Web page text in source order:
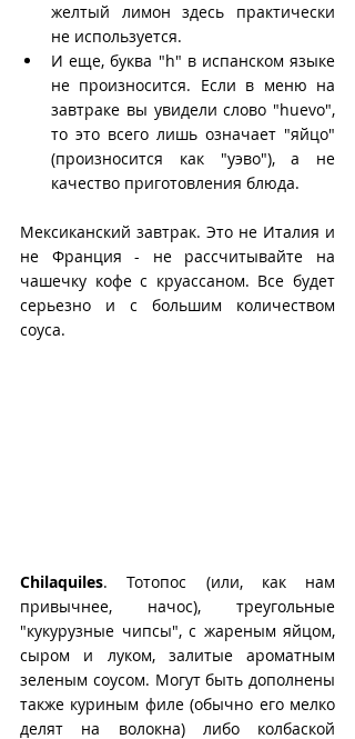
желтый лимон здесь практически
не используется.
И еще, буква "h" в испанском языке
не произносится. Если в меню на
завтраке вы увидели слово "huevo",
то это всего лишь означает "яйцо"
(произносится как "уэво"), а не
качество приготовления блюда.
Мексиканский завтрак. Это не Италия и
не Франция - не рассчитывайте на
чашечку кофе с круассаном. Все будет
серьезно и с большим количеством
соуса.
Chilaquiles. Тотопос (или, как нам
привычнее, начос), треугольные
"кукурузные чипсы", с жареным яйцом,
сыром и луком, залитые ароматным
зеленым соусом. Могут быть дополнены
также куриным филе (обычно его мелко
делят на волокна) либо колбаской